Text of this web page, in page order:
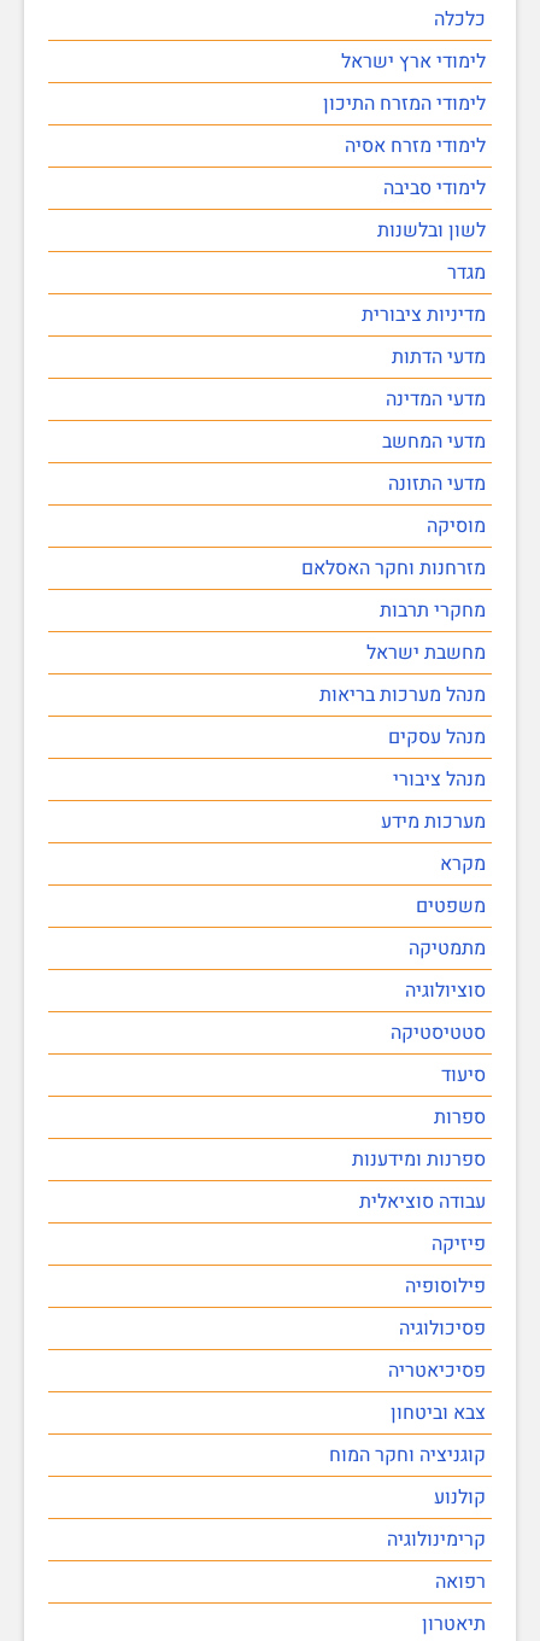
כלכלה
לימודי ארץ ישראל
לימודי המזרח התיכון
לימודי מזרח אסיה
לימודי סביבה
לשון ובלשנות
מגדר
מדיניות ציבורית
מדעי הדתות
מדעי המדינה
מדעי המחשב
מדעי התזונה
מוסיקה
מזרחנות וחקר האסלאם
מחקרי תרבות
מחשבת ישראל
מנהל מערכות בריאות
מנהל עסקים
מנהל ציבורי
מערכות מידע
מקרא
משפטים
מתמטיקה
סוציולוגיה
סטטיסטיקה
סיעוד
ספרות
ספרנות ומידענות
עבודה סוציאלית
פיזיקה
פילוסופיה
פסיכולוגיה
פסיכיאטריה
צבא וביטחון
קוגניציה וחקר המוח
קולנוע
קרימינולוגיה
רפואה
תיאטרון